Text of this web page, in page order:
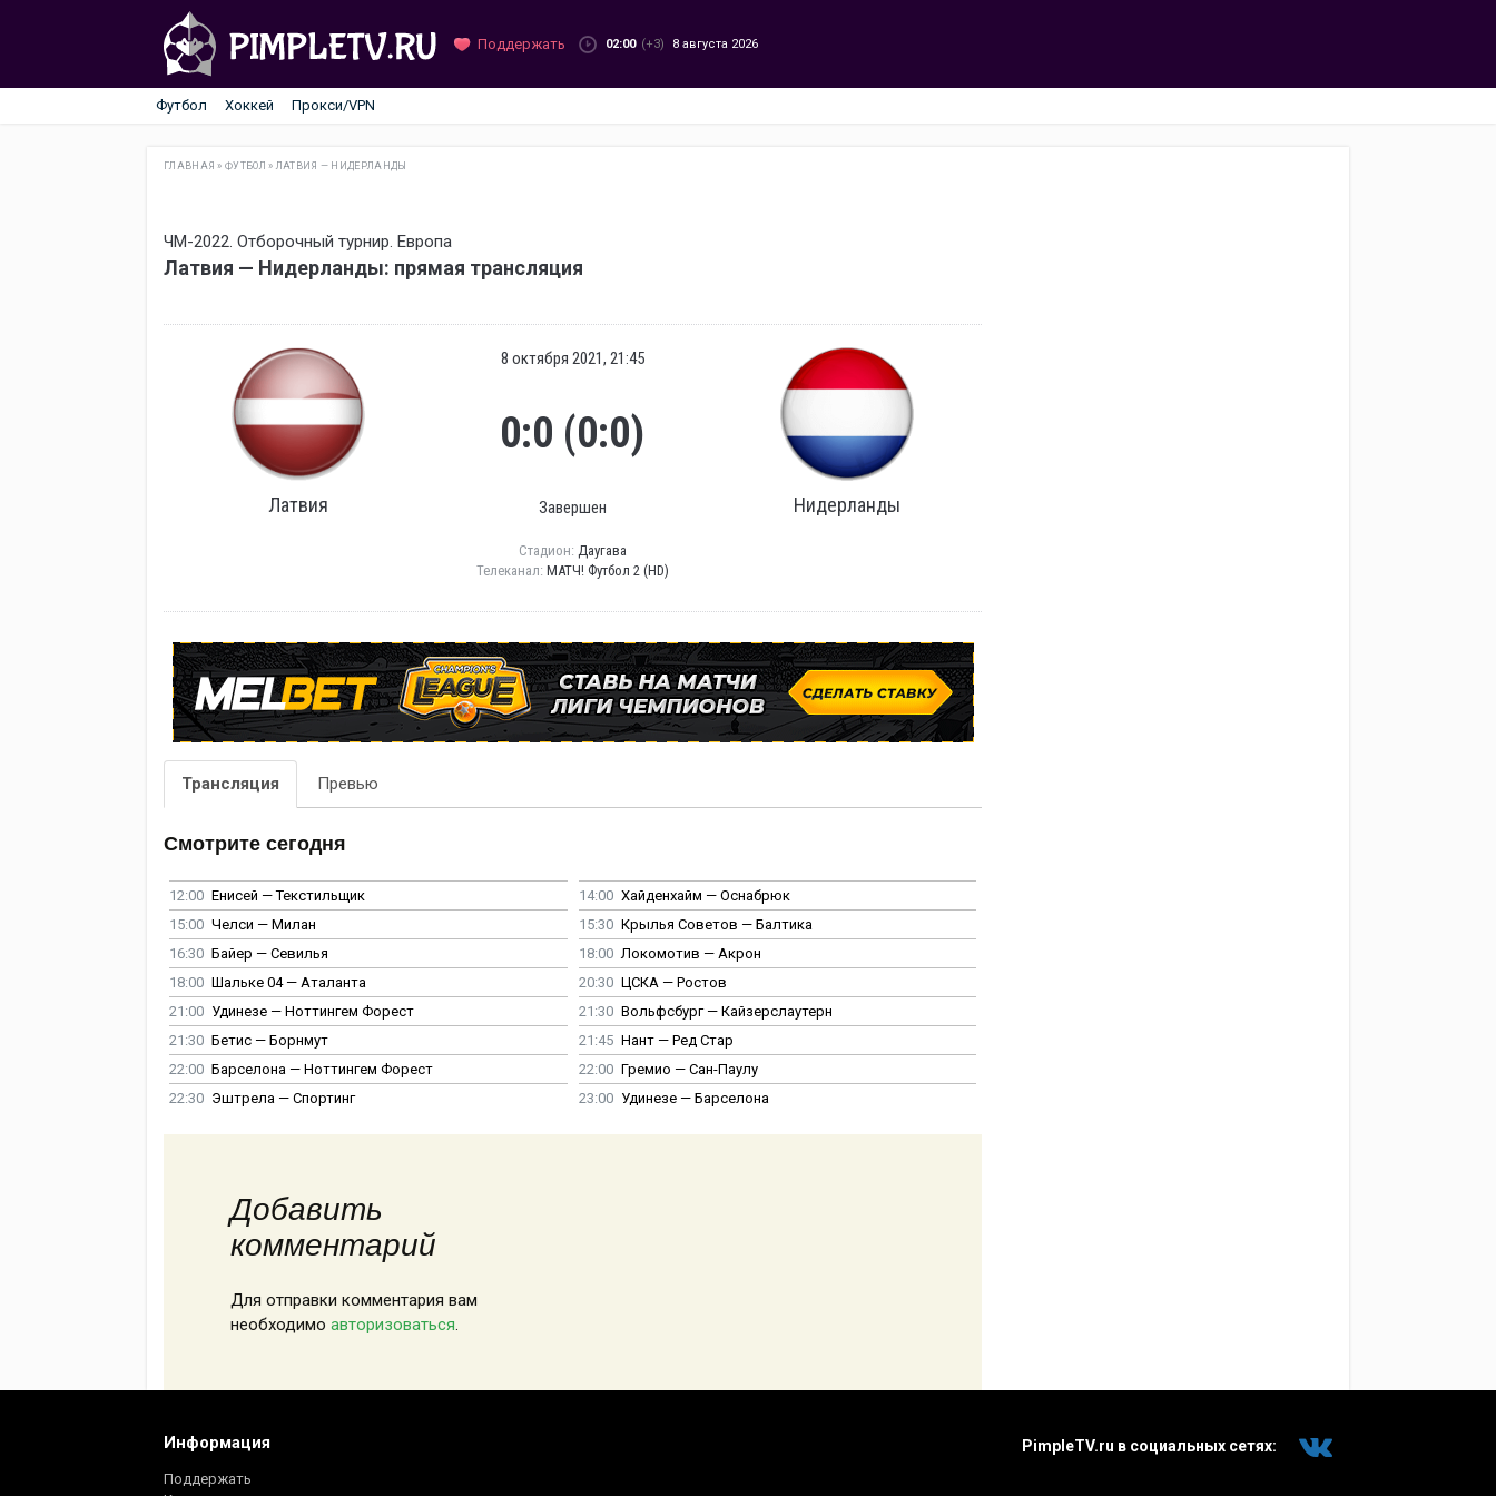
Поддержать 02:00 (+3) 8 августа 2026
Футбол Хоккей Прокси/VPN
ГЛАВНАЯ »ФУТБОЛ » ЛАТВИЯ — НИДЕРЛАНДЫ
ЧМ-2022. Отборочный турнир. Европа
Латвия — Нидерланды: прямая трансляция
Латвия
8 октября 2021, 21:45
0:0 (0:0)
Завершен Нидерланды
Стадион: Даугава
Телеканал: МАТЧ! Футбол 2 (HD)
Трансляция Превью
Смотрите сегодня
12:00 Енисей — Текстильщик 14:00 Хайденхайм — Оснабрюк
15:00 Челси — Милан 15:30 Крылья Советов — Балтика
16:30 Байер — Севилья 18:00 Локомотив — Акрон
18:00 Шальке 04 — Аталанта 20:30 ЦСКА — Ростов
21:00 Удинезе — Ноттингем Форест 21:30 Вольфсбург — Кайзерслаутерн
21:30 Бетис — Борнмут 21:45 Нант — Ред Стар
22:00 Барселона — Ноттингем Форест 22:00 Гремио — Сан-Паулу
22:30 Эштрела — Спортинг 23:00 Удинезе — Барселона
Добавить
комментарий
Для отправки комментария вам
необходимо авторизоваться.
Информация
Поддержать
PimpleTV.ru в социальных сетях: